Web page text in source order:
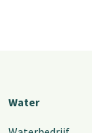
Water